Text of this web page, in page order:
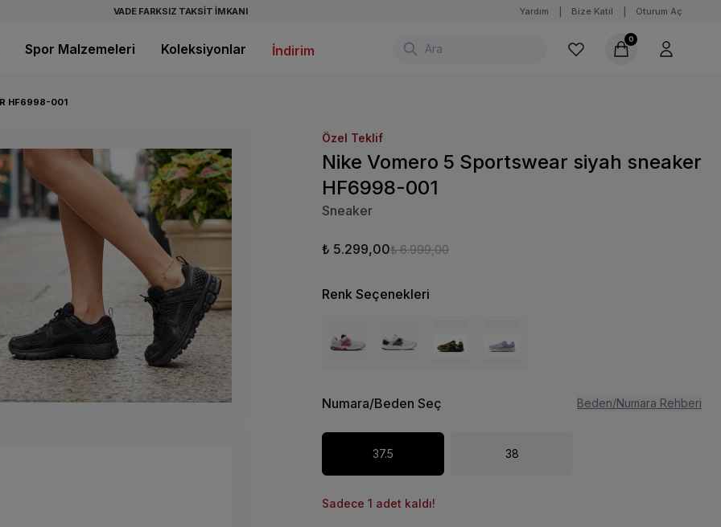
VADE FARKSIZ TAKSİT İMKANI Yardım Bize Katıl Oturum Aç
Spor Malzemeleri Koleksiyonlar İndirim
0
HF6998-001
Özel Teklif
Nike Vomero 5 Sportswear siyah sneaker
HF6998-001
Sneaker
₺ 5.299,00₺ 6.999,00
Renk Seçenekleri
Numara/Beden Seç Beden/Numara Rehberi
37.5 38
Sadece 1 adet kaldı!